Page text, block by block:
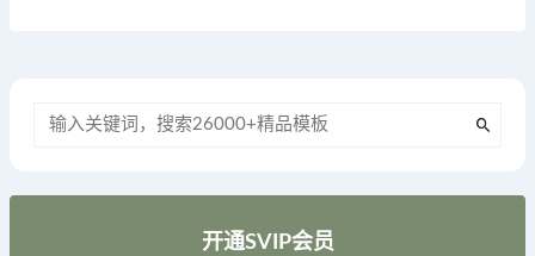
开通SVIP会员